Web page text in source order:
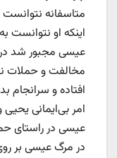
متاسفانه
اینکه او نتوانست
عیسی مجبور شد
مخالفت و حملات
افتاده و سرانجام
امر بی‌ایمانی
عیسی در راستای
در مرگ عیسی بر